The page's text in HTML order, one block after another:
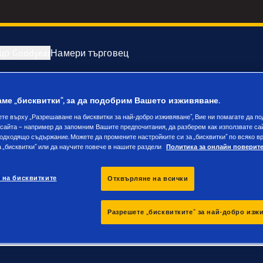
и смяна на гуми
гуми
Goodyear
на автомобили (OE)
F1 SuperSport
Намери търговец
45 R18
winter tyres also feature treads that maximize grip and
conditions, including slush, snow, freezing rain and ice.
from specially formulated tread rubber, winter tyres help
extra cuts in the tread called ‘sipes’. These provide extra
„бисквитки“, за да подобрим Вашето изживяване.
върху „Разрешаване на бисквитки за най-добро изживяване“, Вие ни помагате да
– например да запомним Вашите предпочитания, да разберем как използвате
съдържание. Можете да промените настройките си за „бисквитки“ по всяко
„бисквитки“ или да научите повече в нашите раздели Политика за онлайн
бисквитките Отхвърляне на всички
Разрешете „бисквитките“ за най-добро